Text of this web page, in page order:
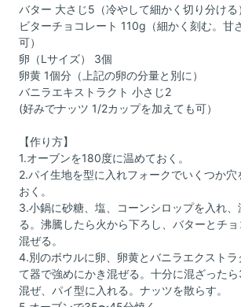
バター 大さじ5（冷やして細かく切り分ける
ビターチョコレート 110g（細かく刻む。甘
可）
卵（Lサイズ） 3個
卵黄 1個分（上記の卵の分量と別に）
バニラエキストラクト 小さじ2
(好みでナッツ 1/2カップを加えても可）
【作り方】
1.オーブンを180度に温めておく。
2.パイ生地を型に入れフォークでいくつか穴
おく。
3.小鍋に砂糖、塩、コーンシロップを入れ
る。沸騰したら火から下ろし、バターとチ
混ぜる。
4.別のボウルに卵、卵黄とバニラエクスト
て器で強めにかき混ぜる。十分に混ざったら
混ぜ、パイ型に入れる。ナッツを散らす。